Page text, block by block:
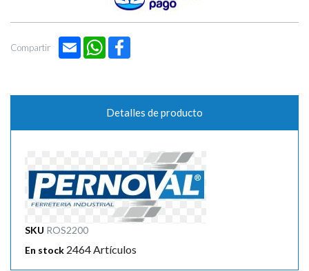
Compartir Email WhatsApp
Detalles de producto
SKU ROS2200
En stock 2464 Artículos